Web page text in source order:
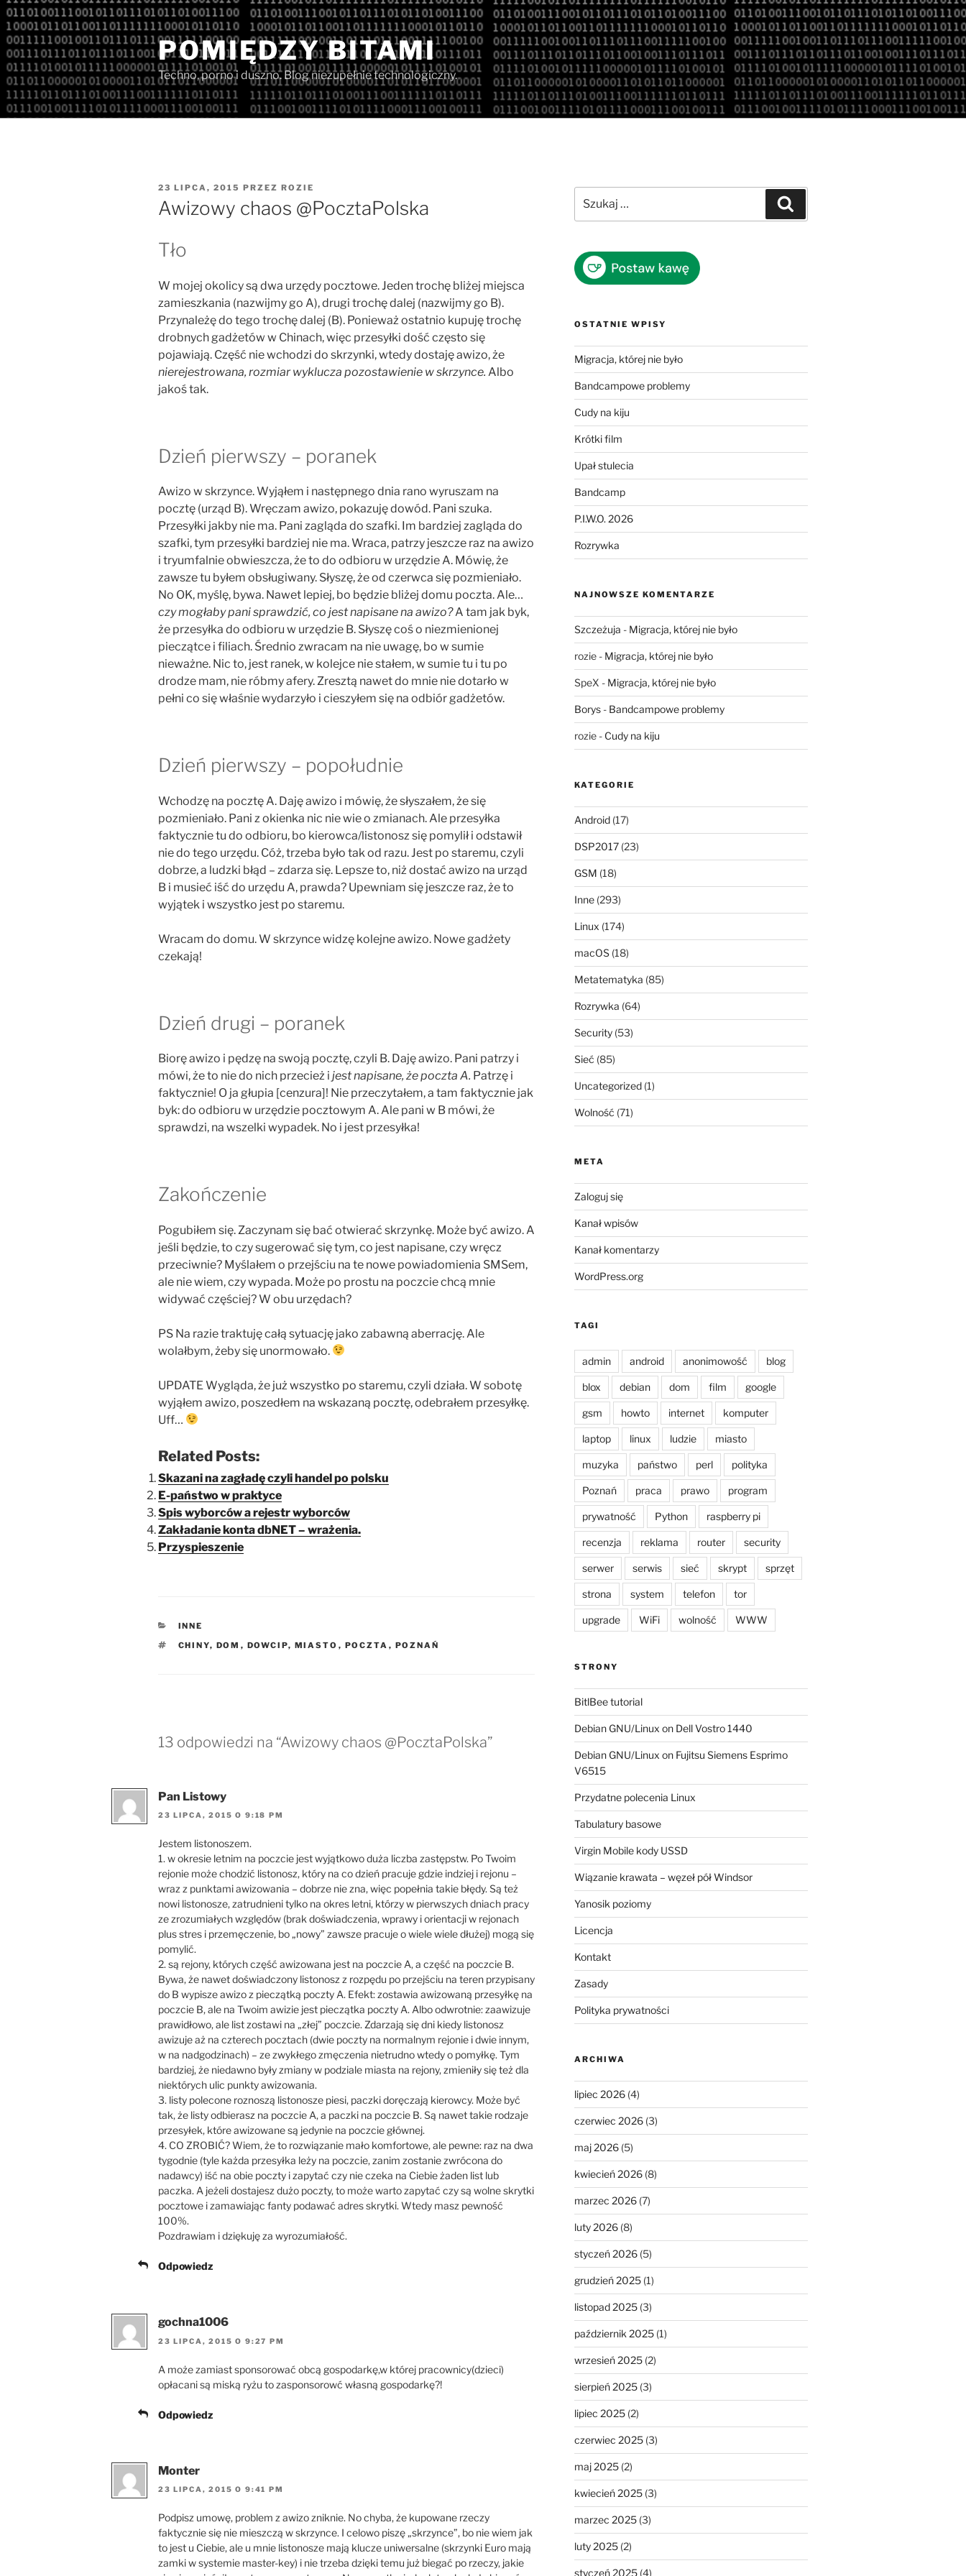
Przejdź
do
treści
POMIĘDZY BITAMI
Techno, porno i duszno. Blog niezupełnie technologiczny.
OPUBLIKOWANE
W
23 LIPCA, 2015 PRZEZ ROZIE
Awizowy chaos @PocztaPolska
Tło
W mojej okolicy są dwa urzędy pocztowe. Jeden trochę bliżej miejsca
zamieszkania (nazwijmy go A), drugi trochę dalej (nazwijmy go B).
Przynależę do tego trochę dalej (B). Ponieważ ostatnio kupuję trochę
drobnych gadżetów w Chinach, więc przesyłki dość często się
pojawiają. Część nie wchodzi do skrzynki, wtedy dostaję awizo, że
nierejestrowana, rozmiar wyklucza pozostawienie w skrzynce. Albo
jakoś tak.
Dzień pierwszy – poranek
Awizo w skrzynce. Wyjąłem i następnego dnia rano wyruszam na
pocztę (urząd B). Wręczam awizo, pokazuję dowód. Pani szuka.
Przesyłki jakby nie ma. Pani zagląda do szafki. Im bardziej zagląda do
szafki, tym przesyłki bardziej nie ma. Wraca, patrzy jeszcze raz na awizo
i tryumfalnie obwieszcza, że to do odbioru w urzędzie A. Mówię, że
zawsze tu byłem obsługiwany. Słyszę, że od czerwca się pozmieniało.
No OK, myślę, bywa. Nawet lepiej, bo będzie bliżej domu poczta. Ale…
czy mogłaby pani sprawdzić, co jest napisane na awizo?A tam jak byk,
że przesyłka do odbioru w urzędzie B. Słyszę coś o niezmienionej
pieczątce i filiach. Średnio zwracam na nie uwagę, bo w sumie
nieważne. Nic to, jest ranek, w kolejce nie stałem, w sumie tu i tu po
drodze mam, nie róbmy afery. Zresztą nawet do mnie nie dotarło w
pełni co się właśnie wydarzyło i cieszyłem się na odbiór gadżetów.
Dzień pierwszy – popołudnie
Wchodzę na pocztę A. Daję awizo i mówię, że słyszałem, że się
pozmieniało. Pani z okienka nic nie wie o zmianach. Ale przesyłka
faktycznie tu do odbioru, bo kierowca/listonosz się pomylił i odstawił
nie do tego urzędu. Cóż, trzeba było tak od razu. Jest po staremu, czyli
dobrze, a ludzki błąd – zdarza się. Lepsze to, niż dostać awizo na urząd
B i musieć iść do urzędu A, prawda? Upewniam się jeszcze raz, że to
wyjątek i wszystko jest po staremu.
Wracam do domu. W skrzynce widzę kolejne awizo. Nowe gadżety
czekają!
Dzień drugi – poranek
Biorę awizo i pędzę na swoją pocztę, czyli B. Daję awizo. Pani patrzy i
mówi, że to nie do nich przecież i jest napisane, że poczta A. Patrzę i
faktycznie! O ja głupia [cenzura]! Nie przeczytałem, a tam faktycznie jak
byk: do odbioru w urzędzie pocztowym A. Ale pani w B mówi, że
sprawdzi, na wszelki wypadek. No i jest przesyłka!
Zakończenie
Pogubiłem się. Zaczynam się bać otwierać skrzynkę. Może być awizo. A
jeśli będzie, to czy sugerować się tym, co jest napisane, czy wręcz
przeciwnie? Myślałem o przejściu na te nowe powiadomienia SMSem,
ale nie wiem, czy wypada. Może po prostu na poczcie chcą mnie
widywać częściej? W obu urzędach?
PS Na razie traktuję całą sytuację jako zabawną aberrację. Ale
wolałbym, żeby się unormowało.
UPDATE Wygląda, że już wszystko po staremu, czyli działa. W sobotę
wyjąłem awizo, poszedłem na wskazaną pocztę, odebrałem przesyłkę.
Uff…
Related Posts:
Skazani na zagładę czyli handel po polsku
E-państwo w praktyce
Spis wyborców a rejestr wyborców
Zakładanie konta dbNET – wrażenia.
Przyspieszenie
KATEGORIE
INNE
TAGI
CHINY, DOM , DOWCIP, MIASTO , POCZTA , POZNAŃ
13 odpowiedzi na “Awizowy chaos @PocztaPolska”
Pan Listowy
23 LIPCA, 2015 O 9:18 PM
Jestem listonoszem.
1. w okresie letnim na poczcie jest wyjątkowo duża liczba zastępstw. Po Twoim
rejonie może chodzić listonosz, który na co dzień pracuje gdzie indziej i rejonu –
wraz z punktami awizowania – dobrze nie zna, więc popełnia takie błędy. Są też
nowi listonosze, zatrudnieni tylko na okres letni, którzy w pierwszych dniach pracy
ze zrozumiałych względów (brak doświadczenia, wprawy i orientacji w rejonach
plus stres i przemęczenie, bo „nowy” zawsze pracuje o wiele wiele dłużej) mogą się
pomylić.
2. są rejony, których część awizowana jest na poczcie A, a część na poczcie B.
Bywa, że nawet doświadczony listonosz z rozpędu po przejściu na teren przypisany
do B wypisze awizo z pieczątką poczty A. Efekt: zostawia awizowaną przesyłkę na
poczcie B, ale na Twoim awizie jest pieczątka poczty A. Albo odwrotnie: zaawizuje
prawidłowo, ale list zostawi na „złej” poczcie. Zdarzają się dni kiedy listonosz
awizuje aż na czterech pocztach (dwie poczty na normalnym rejonie i dwie innym,
w na nadgodzinach) – ze zwykłego zmęczenia nietrudno wtedy o pomyłkę. Tym
bardziej, że niedawno były zmiany w podziale miasta na rejony, zmieniły się też dla
niektórych ulic punkty awizowania.
3. listy polecone roznoszą listonosze piesi, paczki doręczają kierowcy. Może być
tak, że listy odbierasz na poczcie A, a paczki na poczcie B. Są nawet takie rodzaje
przesyłek, które awizowane są jedynie na poczcie głównej.
4. CO ZROBIĆ? Wiem, że to rozwiązanie mało komfortowe, ale pewne: raz na dwa
tygodnie (tyle każda przesyłka leży na poczcie, zanim zostanie zwrócona do
nadawcy) iść na obie poczty i zapytać czy nie czeka na Ciebie żaden list lub
paczka. A jeżeli dostajesz dużo poczty, to może warto zapytać czy są wolne skrytki
pocztowe i zamawiając fanty podawać adres skrytki. Wtedy masz pewność
100%.
Pozdrawiam i dziękuję za wyrozumiałość.
Odpowiedz
gochna1006
23 LIPCA, 2015 O 9:27 PM
A może zamiast sponsorować obcą gospodarkę,w której pracownicy(dzieci)
opłacani są miską ryżu to zasponsorowć własną gospodarkę?!
Odpowiedz
Monter
23 LIPCA, 2015 O 9:41 PM
Podpisz umowę, problem z awizo zniknie. No chyba, że kupowane rzeczy
faktycznie się nie mieszczą w skrzynce. I celowo piszę „skrzynce”, bo nie wiem jak
to jest u Ciebie, ale u mnie listonosze mają klucze uniwersalne (skrzynki Euro mają
zamki w systemie master-key) i nie trzeba dzięki temu już biegać po rzeczy, jakie
OSTATNIE WPISY
Migracja, której nie było
Bandcampowe problemy
Cudy na kiju
Krótki film
Upał stulecia
Bandcamp
P.I.W.O. 2026
Rozrywka
NAJNOWSZE KOMENTARZE
Szczeżuja - Migracja, której nie było
rozie- Migracja, której nie było
SpeX - Migracja, której nie było
Borys- Bandcampowe problemy
rozie- Cudy na kiju
KATEGORIE
Android(17)
DSP2017(23)
GSM (18)
Inne(293)
Linux (174)
macOS(18)
Metatematyka (85)
Rozrywka (64)
Security(53)
Sieć (85)
Uncategorized(1)
Wolność (71)
META
Zaloguj się
Kanał wpisów
Kanał komentarzy
WordPress.org
TAGI
admin android anonimowość blog
blox debian dom film google
gsm howto internet komputer
laptop linux ludzie miasto
muzyka państwo perl polityka
Poznań praca prawo program
prywatność Python raspberry pi
recenzja reklama router security
serwer serwis sieć skrypt sprzęt
strona system telefon tor
upgrade WiFi wolność WWW
STRONY
BitlBee tutorial
Debian GNU/Linux on Dell Vostro 1440
Debian GNU/Linux on Fujitsu Siemens Esprimo
V6515
Przydatne polecenia Linux
Tabulatury basowe
Virgin Mobile kody USSD
Wiązanie krawata – węzeł pół Windsor
Yanosik poziomy
Licencja
Kontakt
Zasady
Polityka prywatności
ARCHIWA
lipiec 2026(4)
czerwiec 2026(3)
maj 2026(5)
kwiecień 2026(8)
marzec 2026(7)
luty 2026(8)
styczeń 2026(5)
grudzień 2025(1)
listopad 2025(3)
październik 2025(1)
wrzesień 2025(2)
sierpień 2025(3)
lipiec 2025(2)
czerwiec 2025(3)
maj 2025(2)
kwiecień 2025(3)
marzec 2025(3)
luty 2025(2)
styczeń 2025(4)